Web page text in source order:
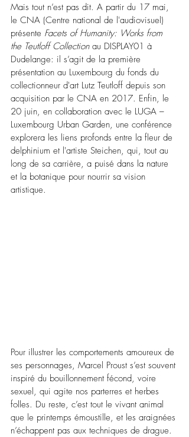
Mais tout n’est pas dit. A partir du 17 mai,
le CNA (Centre national de l'audiovisuel)
présente Facets of Humanity: Works from
the Teutloff Collection au DISPLAY01 à
Dudelange: il s’agit de la première
présentation au Luxembourg du fonds du
collectionneur d'art Lutz Teutloff depuis son
acquisition par le CNA en 2017. Enfin, le
20 juin, en collaboration avec le LUGA –
Luxembourg Urban Garden, une conférence
explorera les liens profonds entre la fleur de
delphinium et l'artiste Steichen, qui, tout au
long de sa carrière, a puisé dans la nature
et la botanique pour nourrir sa vision
artistique.
Pour illustrer les comportements amoureux de
ses personnages, Marcel Proust s’est souvent
inspiré du bouillonnement fécond, voire
sexuel, qui agite nos parterres et herbes
folles. Du reste, c’est tout le vivant animal
que le printemps émoustille, et les araignées
n’échappent pas aux techniques de drague.